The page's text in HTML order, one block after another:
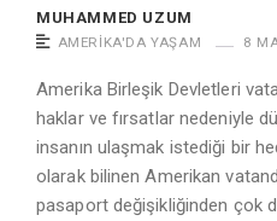
MUHAMMED UZUM
AMERIKA'DA YAŞAM 8
Amerika Birleşik Devletleri
haklar ve fırsatlar nedeniyle
insanın ulaşmak istediği bir
olarak bilinen Amerikan
pasaport değişikliğinden çok